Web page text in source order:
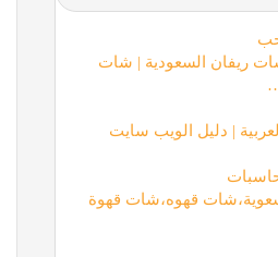
ريفان السعودية | شات
| دليل الويب سايت
قهوه،شات قهوة